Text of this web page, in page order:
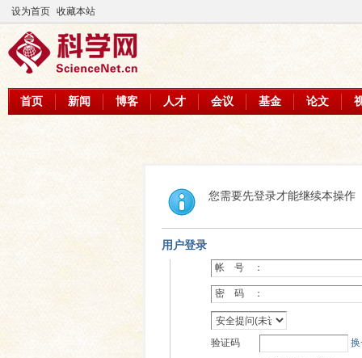
设为首页 收藏本站
首页 新闻 博客 人才 会议 基金 论文
您需要先登录才能继续本操作
用户登录
帐 号 ：
密 码 ：
验证码